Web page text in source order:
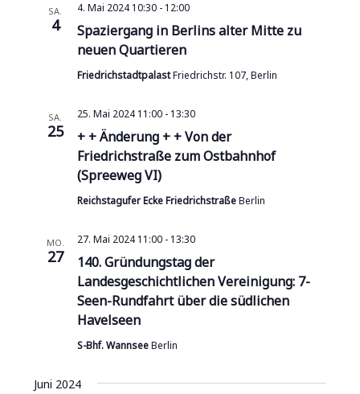
n
h
N
i
SA.
4
Spaziergang in Berlins alter Mitte zu
neuen Quartieren
4. Mai 2024 10:30- 12:00
FriedrichstadtpalastFriedrichstr. 107, Berlin
SA.
25
+ + Änderung + + Von der
Friedrichstraße zum Ostbahnhof
(Spreeweg VI)
25. Mai 2024 11:00- 13:30
Reichstagufer Ecke FriedrichstraßeBerlin
MO.
27
140. Gründungstag der
Landesgeschichtlichen Vereinigung: 7-
Seen-Rundfahrt über die südlichen
Havelseen
27. Mai 2024 11:00- 13:30
S-Bhf. WannseeBerlin
Juni 2024